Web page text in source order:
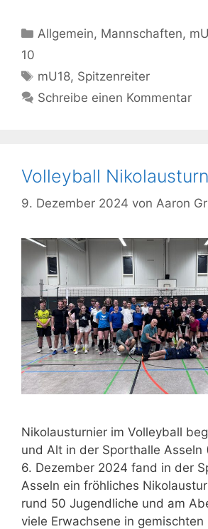
Kategorien
Allgemein, Mannschaften,
10
Schlagwörter
mU18, Spitzenreiter
Schreibe einen Kommentar
Volleyball
9. Dezember 2024 von Aaron
Nikolausturnier im Volleyball
und Alt in der Sporthalle Asseln
6. Dezember 2024 fand in der
Asseln ein fröhliches
rund 50 Jugendliche und am
viele Erwachsene in